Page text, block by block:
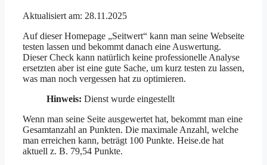
Aktualisiert am: 28.11.2025
Auf dieser Homepage „Seitwert“ kann man seine Webseite
testen lassen und bekommt danach eine Auswertung.
Dieser Check kann natürlich keine professionelle Analyse
ersetzten aber ist eine gute Sache, um kurz testen zu lassen,
was man noch vergessen hat zu optimieren.
Hinweis: Dienst wurde eingestellt
Wenn man seine Seite ausgewertet hat, bekommt man eine
Gesamtanzahl an Punkten. Die maximale Anzahl, welche
man erreichen kann, beträgt 100 Punkte. Heise.de hat
aktuell z. B. 79,54 Punkte.